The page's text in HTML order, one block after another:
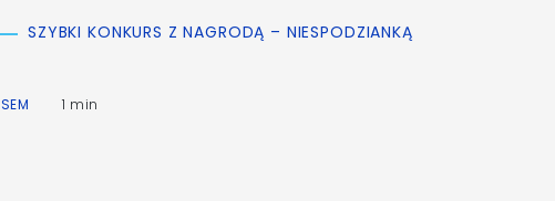
SZYBKI KONKURS Z NAGRODĄ – NIESPODZIANKĄ
SEM 1 min